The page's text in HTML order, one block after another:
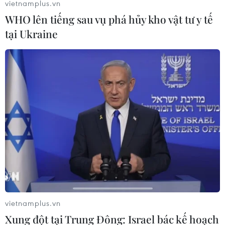
Vắcxin CoronaVac của Trung Quốc ghi
nhận kết quả thử nghiệm khả quan
08/09/2020 05:07
CoronaVac đang trong quá trình thử nghiệm giai đoạn
cuối ở người tại Brazil và Ấn Độ nhằm kiểm chứng mức
độ an toàn và hiệu quả trước khi đăng ký cấp phép để
đưa vào sản xuất đại trà.
vietnamplus.vn
WHO lên tiếng sau vụ phá hủy kho vật tư y tế
tại Ukraine
vietnamplus.vn
Xung đột tại Trung Đông: Israel bác kế hoạch